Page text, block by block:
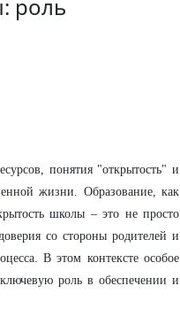
роль
понятия "открытость" и
жизни. Образование, как
школы – это не просто
со стороны родителей и
В этом контексте особое
роль в обеспечении и